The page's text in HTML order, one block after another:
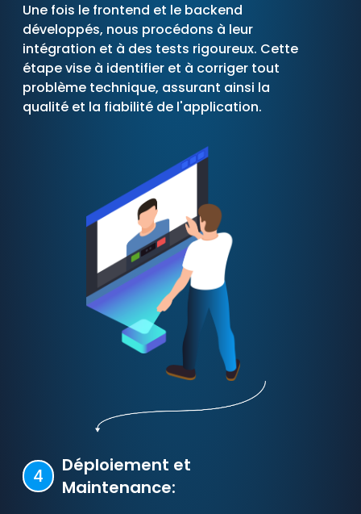
Une fois le frontend et le backend
développés, nous procédons à leur
intégration et à des tests rigoureux. Cette
étape vise à identifier et à corriger tout
problème technique, assurant ainsi la
qualité et la fiabilité de l'application.
4
Déploiement et
Maintenance: